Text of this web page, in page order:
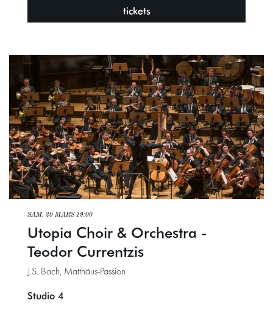
tickets
Utopia Choir & Orchestra -
Teodor Currentzis
J.S. Bach, Matthäus-Passion
SAM. 20 MARS19:00
Studio 4